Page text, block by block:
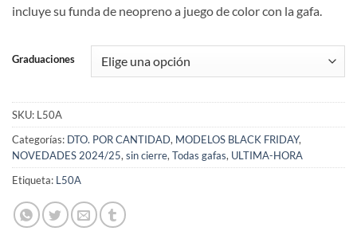
incluye su funda de neopreno a juego de color con la gafa.
Graduaciones
SKU: L50A
Categorías: DTO. POR CANTIDAD, MODELOS BLACK FRIDAY,
NOVEDADES 2024/25, sin cierre, Todas gafas, ULTIMA-HORA
Etiqueta: L50A